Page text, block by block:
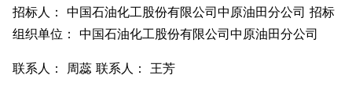
招标人： 中国石油化工股份有限公司中原油田分公司 招标
组织单位： 中国石油化工股份有限公司中原油田分公司
联系人： 周蕊 联系人： 王芳